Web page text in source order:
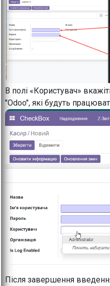
В полі «Користувач»
"Odoo", які будуть
Після завершення